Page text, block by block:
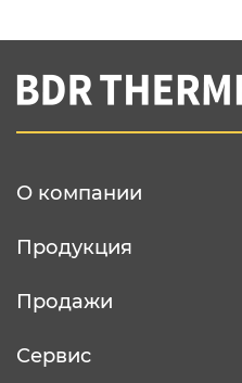
Вы соглашаетесь с
конфеденциальности
О компании
Продукция
Продажи
Сервис